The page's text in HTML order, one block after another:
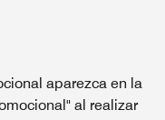
aparezca en la
al realizar